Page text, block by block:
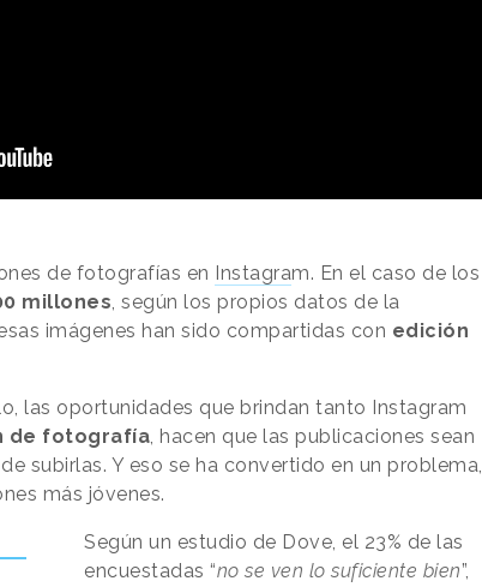
de fotografías en Instagram. En el caso de los
millones, según los propios datos de la
imágenes han sido compartidas con edición
las oportunidades que brindan tanto Instagram
de fotografía, hacen que las publicaciones sean
subirlas. Y eso se ha convertido en un problema,
más jóvenes.
Según un estudio de Dove, el 23% de las
encuestadas “no se ven lo suficiente bien”,